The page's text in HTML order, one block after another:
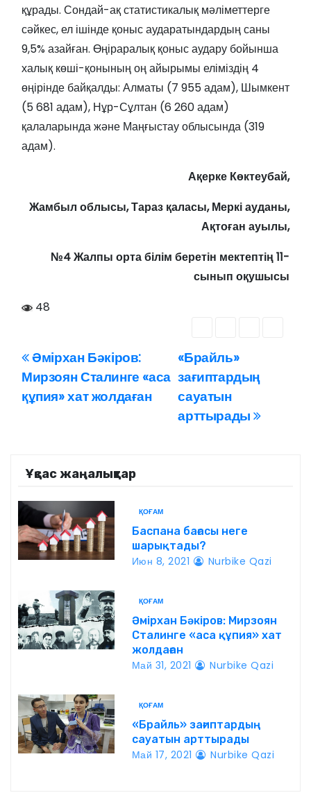
құрады. Сондай-ақ статистикалық мәліметтерге
сәйкес, ел ішінде қоныс аударатындардың саны
9,5% азайған. Өңіраралық қоныс аудару бойынша
халық көші-қонының оң айырымы еліміздің 4
өңірінде байқалды: Алматы (7 955 адам), Шымкент
(5 681 адам), Нұр-Сұлтан (6 260 адам)
қалаларында және Маңғыстау облысында (319
адам).
Ақерке Көктеубай,
Жамбыл облысы, Тараз қаласы, Меркі ауданы,
Ақтоған ауылы,
№4 Жалпы орта білім беретін мектептің 11-
сынып оқушысы
48
Н
а
г
а
ц
и
я
п
о
а
п
«Брайль»
зағиптардың
сауатын
арттырады
Әмірхан Бәкіров:
Мирзоян Сталинге «аса
құпия» хат жолдаған
Ұқсас жаңалықтар
ҚОҒАМ
Баспана бағасы неге
шарықтады?
Июн 8, 2021 Nurbike Qazi
ҚОҒАМ
Әмірхан Бәкіров: Мирзоян
Сталинге «аса құпия» хат
жолдаған
Май 31, 2021 Nurbike Qazi
ҚОҒАМ
«Брайль» зағиптардың
сауатын арттырады
Май 17, 2021 Nurbike Qazi